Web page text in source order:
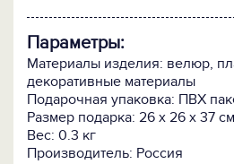
Параметры:
Материалы изделия: велюр,
декоративные материалы
Подарочная упаковка: ПВХ
Размер подарка: 26 x 26 x 37 см
Вес: 0.3 кг
Производитель: Россия